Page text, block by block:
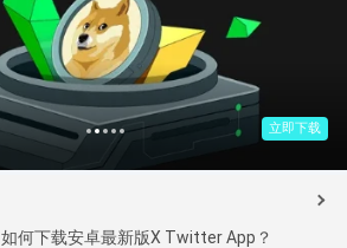
立即下载
12345
如何下载安卓最新版X Twitter App？